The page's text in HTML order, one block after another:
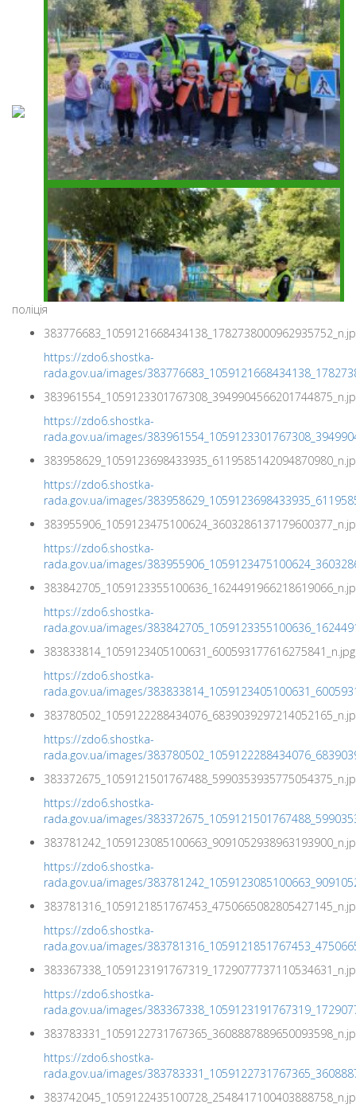
поліція
https://zdo6.shostka-
rada.gov.ua/images/
https://zdo6.shostka-
rada.gov.ua/images/
https://zdo6.shostka-
rada.gov.ua/images/
https://zdo6.shostka-
rada.gov.ua/images/
https://zdo6.shostka-
rada.gov.ua/images/
383833814_1059123405100631_600593177616275841_n.jpg
https://zdo6.shostka-
rada.gov.ua/images/
https://zdo6.shostka-
rada.gov.ua/images/
https://zdo6.shostka-
rada.gov.ua/images/
https://zdo6.shostka-
rada.gov.ua/images/
https://zdo6.shostka-
rada.gov.ua/images/
https://zdo6.shostka-
rada.gov.ua/images/
https://zdo6.shostka-
rada.gov.ua/images/